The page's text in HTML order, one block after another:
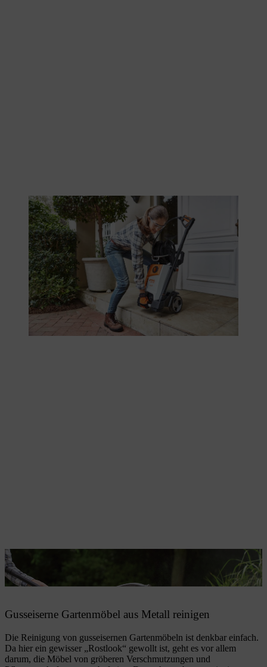
Gartenmöbel aus Metall reinigen Sie meistens ganz einfach mit dem
Hochdruckreiniger.
Gusseiserne Gartenmöbel aus Metall reinigen
Die Reinigung von gusseisernen Gartenmöbeln ist denkbar einfach.
Da hier ein gewisser „Rostlook“ gewollt ist, geht es vor allem
darum, die Möbel von gröberen Verschmutzungen und